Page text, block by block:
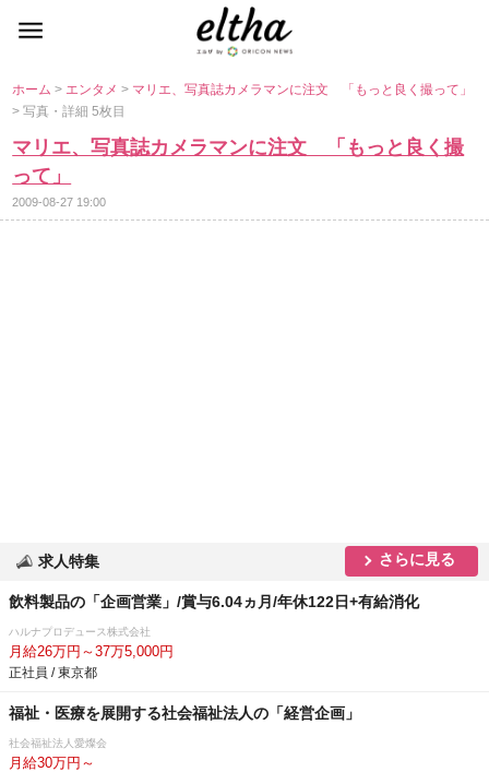
ホーム> エンタメ> マリエ、写真誌カメラマンに注文 「もっと良く撮って」
> 写真・詳細 5枚目
マリエ、写真誌カメラマンに注文 「もっと良く撮
って」
2009-08-27 19:00
求人特集 さらに見る
飲料製品の「企画営業」/賞与6.04ヵ月/年休122日+有給消化
ハルナプロデュース株式会社
月給26万円～37万5,000円
正社員 / 東京都
福祉・医療を展開する社会福祉法人の「経営企画」
社会福祉法人愛燦会
月給30万円～